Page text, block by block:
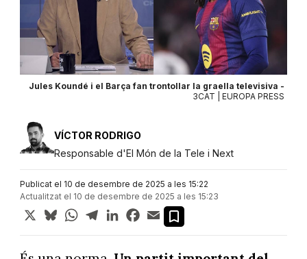
Jules Koundé i el Barça fan trontollar la graella televisiva -
3CAT | EUROPA PRESS
VÍCTOR RODRIGO
Responsable d'El Món de la Tele i Next
Publicat el 10 de desembre de 2025 a les 15:22
Actualitzat el 10 de desembre de 2025 a les 15:23
X BlueskyWhatsApp
TelegramLinkedInFacebook
Email